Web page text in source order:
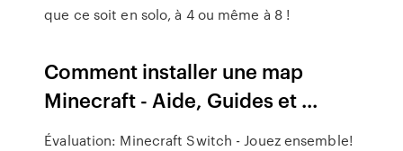
que ce soit en solo, à 4 ou même à 8 !
Comment installer une map
Minecraft - Aide, Guides et ...
Évaluation: Minecraft Switch - Jouez ensemble!